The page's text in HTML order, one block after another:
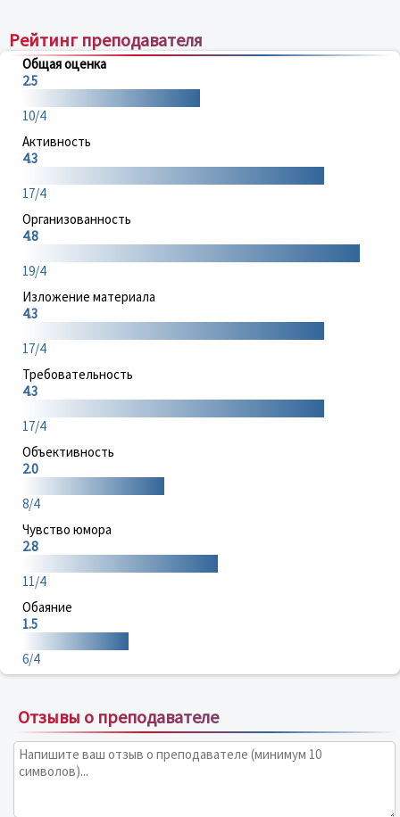
Рейтинг преподавателя
Общая оценка
2.5
10/4
Активность
4.3
17/4
Организованность
4.8
19/4
Изложение материала
4.3
17/4
Требовательность
4.3
17/4
Объективность
2.0
8/4
Чувство юмора
2.8
11/4
Обаяние
1.5
6/4
Отзывы о преподавателе